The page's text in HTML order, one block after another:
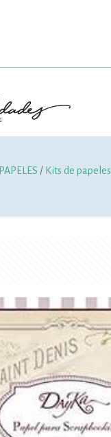
PAPELES / Kits de papeles